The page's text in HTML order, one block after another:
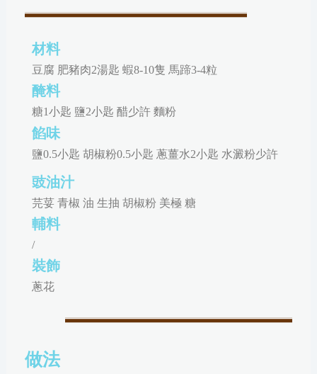
材料
豆腐 肥豬肉2湯匙 蝦8-10隻 馬蹄3-4粒
醃料
糖1小匙 鹽2小匙 醋少許 麵粉
餡味
鹽0.5小匙 胡椒粉0.5小匙 蔥薑水2小匙 水澱粉少許
豉油汁
芫荽 青椒 油 生抽 胡椒粉 美極 糖
輔料
/
裝飾
蔥花
做法